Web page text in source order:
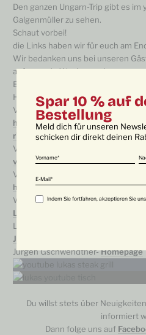
Den ganzen Ungarn-Trip gibt es
Galgenmüller zu sehen.
Schaut vorbei!
die Links haben wir für euch am
Wir bedanken uns bei unseren
aufregende Wochenende.
Es war sehr schön, dass ihr hier wart.
Hoffentlich bis bald!
Video 1 –Kesselgulaschin Ungarn:
https://www.youtube.com/
rV5_4&t=202shttps://
Video 2 –
v=2QkTtDot8LY&t=0s
Video 3 – Original Langos backen in
https://youtu.be/6Gx4kYlLbAs
Weitere Links:
Lukas Galgenmüller Instagram
Lukas Galgenmüller –
Jürgen Gschwendtner Instagram
Jürgen Gschwendtner-Homepage
Du willst stets über
informiert
Dann folge uns auf
Spar 10 % auf
Bestellung
Meld dich für unseren
schicken dir direkt deinen
Vorname
E-Mail
Indem Sie fortfahren, akzeptieren Sie